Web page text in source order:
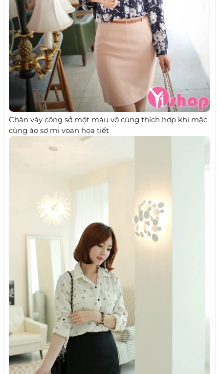
Chân váy công sở một màu vô cùng thích hợp khi mặc
cùng áo sơ mi voan họa tiết